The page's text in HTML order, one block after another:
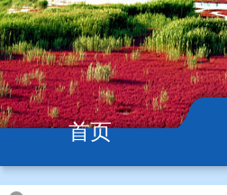
首页